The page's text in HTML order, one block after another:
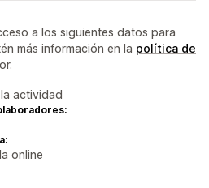
a los siguientes datos para
más información en la política de
actividad
online